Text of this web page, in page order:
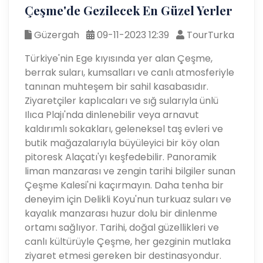
Çeşme'de Gezilecek En Güzel Yerler
Güzergah 09-11-2023 12:39
TourTurka
Türkiye'nin Ege kıyısında yer alan Çeşme,
berrak suları, kumsalları ve canlı atmosferiyle
tanınan muhteşem bir sahil kasabasıdır.
Ziyaretçiler kaplıcaları ve sığ sularıyla ünlü
Ilıca Plajı'nda dinlenebilir veya arnavut
kaldırımlı sokakları, geleneksel taş evleri ve
butik mağazalarıyla büyüleyici bir köy olan
pitoresk Alaçatı'yı keşfedebilir. Panoramik
liman manzarası ve zengin tarihi bilgiler sunan
Çeşme Kalesi'ni kaçırmayın. Daha tenha bir
deneyim için Delikli Koyu'nun turkuaz suları ve
kayalık manzarası huzur dolu bir dinlenme
ortamı sağlıyor. Tarihi, doğal güzellikleri ve
canlı kültürüyle Çeşme, her gezginin mutlaka
ziyaret etmesi gereken bir destinasyondur.